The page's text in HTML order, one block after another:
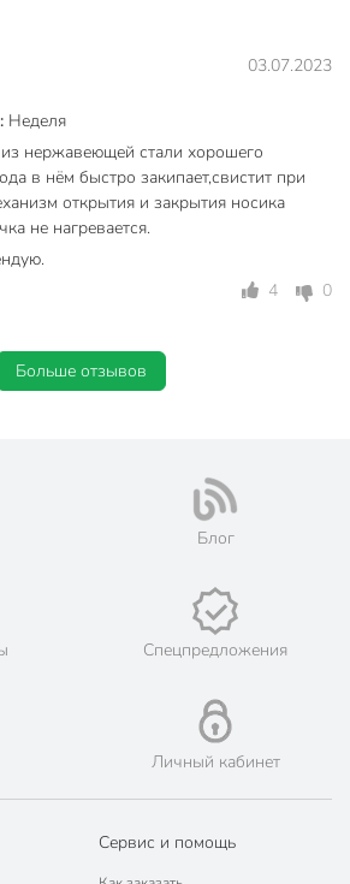
нержавеющая
сталь
без
ручка
с
термоизолированной
нейлон
с капсульным
с декором
бежевый
для индукционных
для
для электрических
03.07.2023
Неделя
нержавеющей стали хорошего
в нём быстро закипает,свистит при
открытия и закрытия носика
не нагревается.
4
0
Больше отзывов
Блог
Спецпредложения
Личный кабинет
Сервис и помощь